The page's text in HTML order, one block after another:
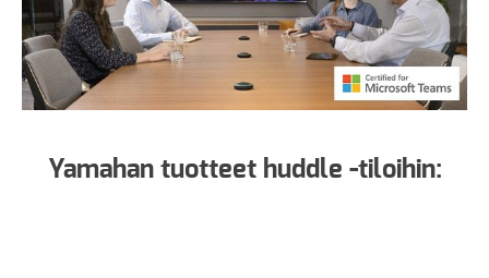
Yamahan tuotteet huddle -tiloihin: